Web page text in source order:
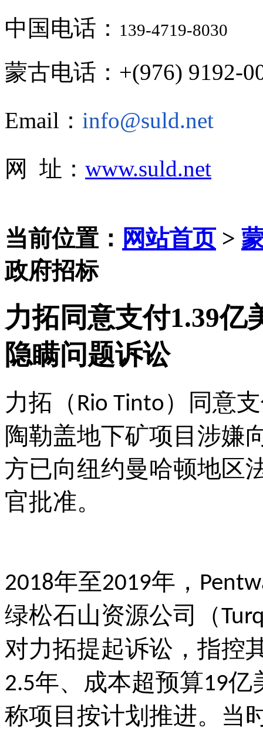
中国电话： 139-4719-8030
蒙古电话：+(976) 9192-
Email： info@suld.net
网 址： www.suld.net
当前位置： 网站首页>
政府招标
力拓同意支付1.39亿
隐瞒问题诉讼
力拓（ Rio Tinto）同意
陶勒盖地下矿项目涉嫌
方已向纽约曼哈顿地区
官批准。
2018年至2019年，
绿松石山资源公司（
对力拓提起诉讼，指控
2.5年、成本超预算19亿
称项目按计划推进。当